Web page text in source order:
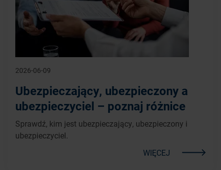
2026-06-09
Ubezpieczający, ubezpieczony a
ubezpieczyciel – poznaj różnice
Sprawdź, kim jest ubezpieczający, ubezpieczony i
ubezpieczyciel.
WIĘCEJ